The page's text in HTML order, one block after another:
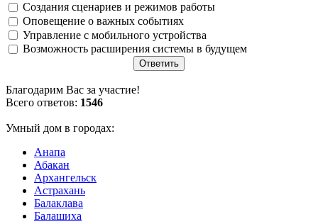
Создания сценариев и режимов работы
Оповещение о важных событиях
Управление с мобильного устройства
Возможность расширения системы в будущем
Благодарим Вас за участие!
Всего ответов: 1546
Умный дом в городах:
Анапа
Абакан
Архангельск
Астрахань
Балаклава
Балашиха